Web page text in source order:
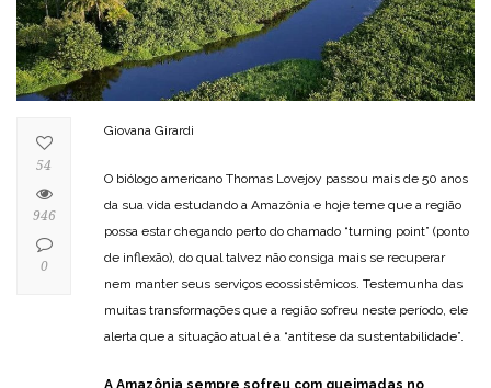
Giovana Girardi
O biólogo americano Thomas Lovejoy passou mais de 50 anos
da sua vida estudando a Amazônia e hoje teme que a região
possa estar chegando perto do chamado “turning point” (ponto
de inflexão), do qual talvez não consiga mais se recuperar
nem manter seus serviços ecossistêmicos. Testemunha das
muitas transformações que a região sofreu neste período, ele
alerta que a situação atual é a “antítese da sustentabilidade”.
A Amazônia sempre sofreu com queimadas no
54
946
0